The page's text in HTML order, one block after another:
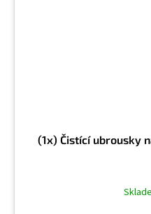
(1x) Čistící ubrousky